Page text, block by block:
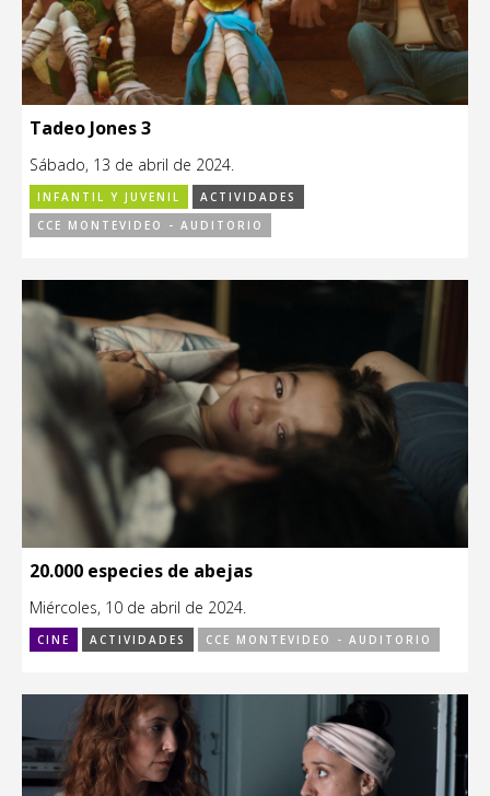
Tadeo Jones 3
Sábado, 13 de abril de 2024.
INFANTIL Y JUVENIL
ACTIVIDADES
CCE MONTEVIDEO - AUDITORIO
20.000 especies de abejas
Miércoles, 10 de abril de 2024.
CINE ACTIVIDADES CCE MONTEVIDEO - AUDITORIO